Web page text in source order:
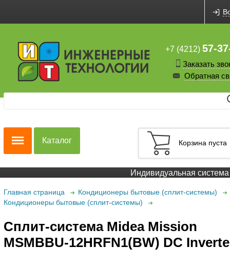
+7 (4212) 57-
Заказать
Обратная
Корзина пуста
Каталог
Индивидуальная система
Главная страница
Кондиционеры бытовые (сплит-системы)
Кондиционеры бытовые (сплит-системы)
Cплит-система Midea Mission
MSMBBU-12HRFN1(BW) DC